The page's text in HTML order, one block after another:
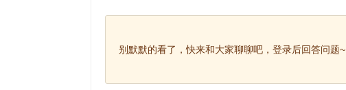
别默默的看了，快来和大家聊聊吧，登录后回答问题~